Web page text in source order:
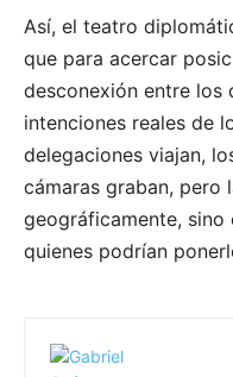
Así, el teatro
que para acercar
desconexión entre los
intenciones reales de
delegaciones viajan,
cámaras graban,
geográficamente,
quienes podrían